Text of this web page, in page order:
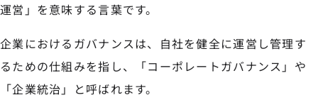
運営」を意味する言葉です。
企業におけるガバナンスは、自社を健全に運営し管理す
るための仕組みを指し、「コーポレートガバナンス」や
「企業統治」と呼ばれます。